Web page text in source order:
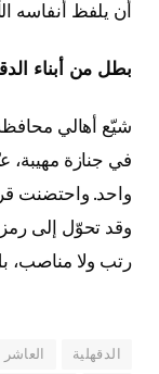
أن يلفظ أنفاسه
بطل من أبناء
شيّع أهالي
في جنازة
واحد. واحتضنت
وقد تحوّل إلى
رتب ولا
الدقهلية